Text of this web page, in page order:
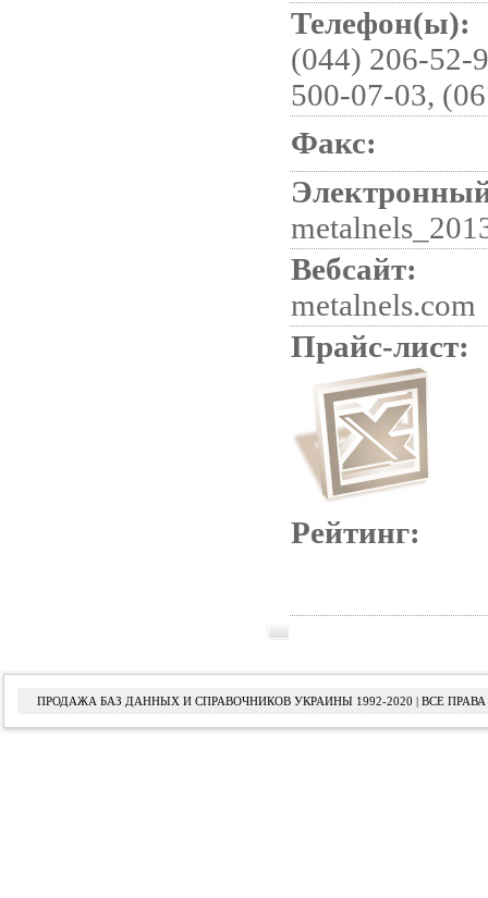
Телефон(ы):
(044) 206-52-
500-07-03,
Факс:
Вебсайт:
metalnels.com
Прайс-лист:
Рейтинг:
ПРОДАЖА БАЗ ДАННЫХ И СПРАВОЧНИКОВ УКРАИНЫ 1992-2020 | ВСЕ